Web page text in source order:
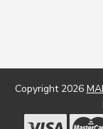
Copyright 2026